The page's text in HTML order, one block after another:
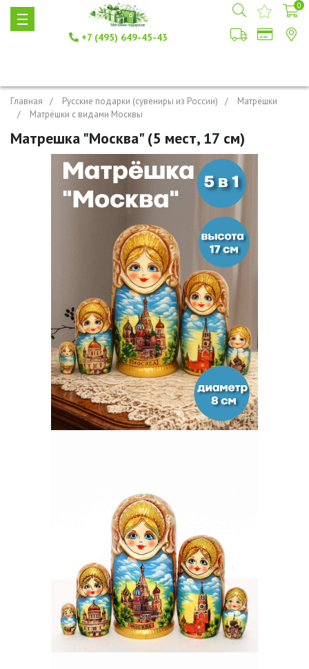
+7 (495) 649-45-43
0
Главная Русские подарки (сувениры из России)
Матрёшки
Матрёшки с видами Москвы
Матрешка "Москва" (5 мест, 17 см)